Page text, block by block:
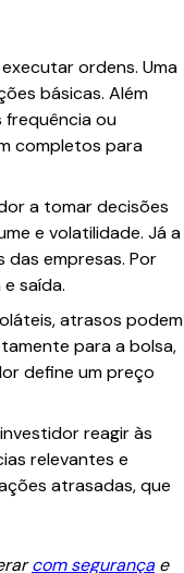
ordens. Uma
básicas. Além
frequência ou
completos para
a tomar decisões
e volatilidade. Já a
empresas. Por
saída.
atrasos podem
para a bolsa,
define um preço
reagir às
relevantes e
atrasadas, que
com segurança e